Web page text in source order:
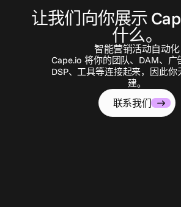
联 系我 们
让我们向你展示
什么。
智能营销活动自动化
Cape.io 将你的团队、DAM、广
DSP、工具等连接起来，因此你
建。
联系我们